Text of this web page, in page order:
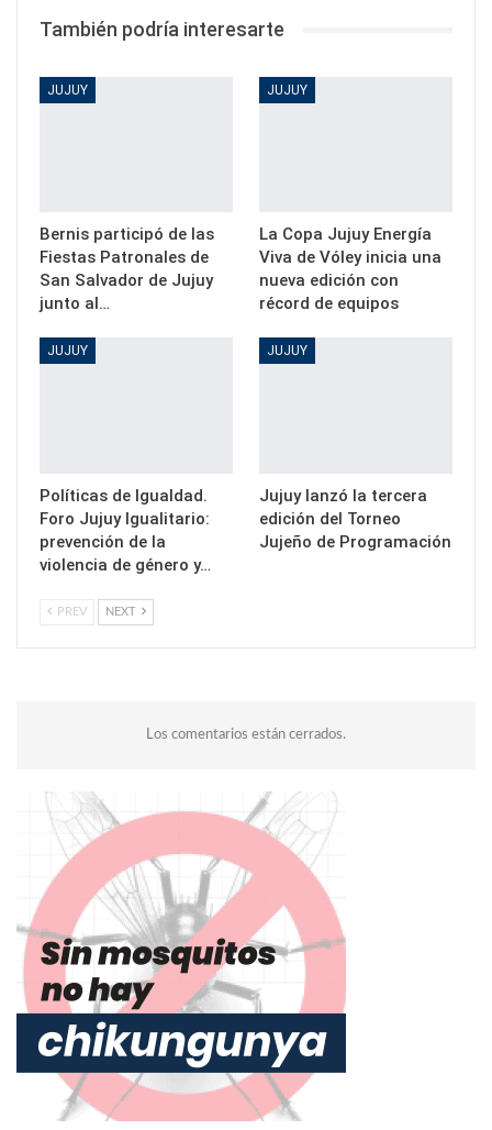
También podría interesarte
JUJUY
Bernis participó de las
Fiestas Patronales de
San Salvador de Jujuy
junto al…
JUJUY
La Copa Jujuy Energía
Viva de Vóley inicia una
nueva edición con
récord de equipos
JUJUY
Políticas de Igualdad.
Foro Jujuy Igualitario:
prevención de la
violencia de género y…
JUJUY
Jujuy lanzó la tercera
edición del Torneo
Jujeño de Programación
PREV NEXT
Los comentarios están cerrados.